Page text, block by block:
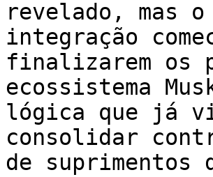
revelado, mas
integração
finalizarem os
ecossistema
lógica que já
consolidar
de suprimentos